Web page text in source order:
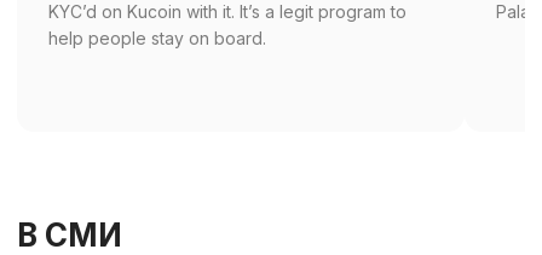
KYC’d on Kucoin with it. It’s a legit program to
help people stay on board.
В СМИ